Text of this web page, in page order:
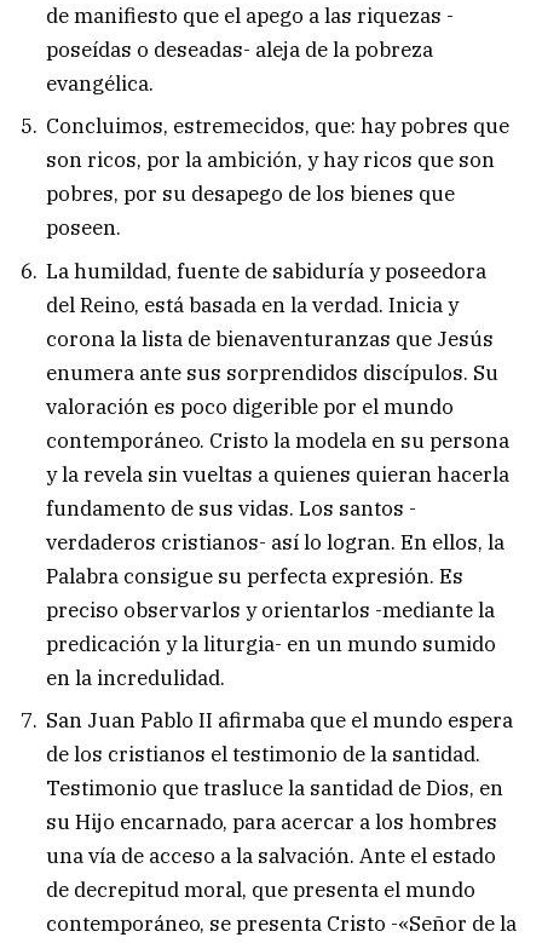
de manifiesto que el apego a las riquezas -
poseídas o deseadas- aleja de la pobreza
evangélica.
Concluimos, estremecidos, que: hay pobres que
son ricos, por la ambición, y hay ricos que son
pobres, por su desapego de los bienes que
poseen.
La humildad, fuente de sabiduría y poseedora
del Reino, está basada en la verdad. Inicia y
corona la lista de bienaventuranzas que Jesús
enumera ante sus sorprendidos discípulos. Su
valoración es poco digerible por el mundo
contemporáneo. Cristo la modela en su persona
y la revela sin vueltas a quienes quieran hacerla
fundamento de sus vidas. Los santos -
verdaderos cristianos- así lo logran. En ellos, la
Palabra consigue su perfecta expresión. Es
preciso observarlos y orientarlos -mediante la
predicación y la liturgia- en un mundo sumido
en la incredulidad.
San Juan Pablo II afirmaba que el mundo espera
de los cristianos el testimonio de la santidad.
Testimonio que trasluce la santidad de Dios, en
su Hijo encarnado, para acercar a los hombres
una vía de acceso a la salvación. Ante el estado
de decrepitud moral, que presenta el mundo
contemporáneo, se presenta Cristo -«Señor de la